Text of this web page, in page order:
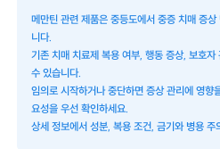
메만틴 관련 제품은 중등도에서 중증 치매 증
니다.
기존 치매 치료제 복용 여부, 행동 증상, 보호
수 있습니다.
임의로 시작하거나 중단하면 증상 관리에 영향
요성을 우선 확인하세요.
상세 정보에서 성분, 복용 조건, 금기와 병용 주